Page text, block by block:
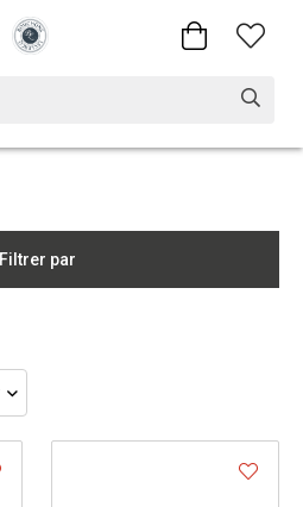
Filtrer par